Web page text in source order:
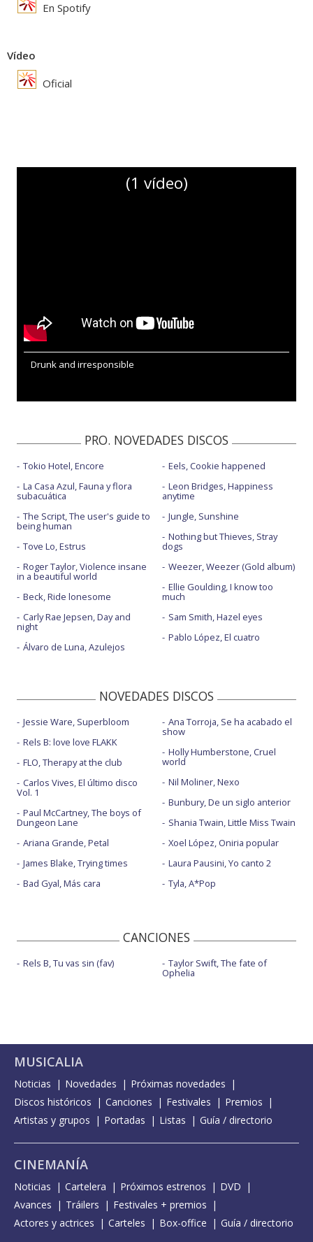
En Spotify
Vídeo
Oficial
(1 vídeo)
Drunk and irresponsible
PRO. NOVEDADES DISCOS
Tokio Hotel, Encore
La Casa Azul, Fauna y flora
subacuática
The Script, The user's guide to
being human
Tove Lo, Estrus
Roger Taylor, Violence insane
in a beautiful world
Beck, Ride lonesome
Carly Rae Jepsen, Day and
night
Álvaro de Luna, Azulejos
Eels, Cookie happened
Leon Bridges, Happiness
anytime
Jungle, Sunshine
Nothing but Thieves, Stray
dogs
Weezer, Weezer (Gold album)
Ellie Goulding, I know too
much
Sam Smith, Hazel eyes
Pablo López, El cuatro
NOVEDADES DISCOS
Jessie Ware, Superbloom
Rels B: love love FLAKK
FLO, Therapy at the club
Carlos Vives, El último disco
Vol. 1
Paul McCartney, The boys of
Dungeon Lane
Ariana Grande, Petal
James Blake, Trying times
Bad Gyal, Más cara
Ana Torroja, Se ha acabado el
show
Holly Humberstone, Cruel
world
Nil Moliner, Nexo
Bunbury, De un siglo anterior
Shania Twain, Little Miss Twain
Xoel López, Oniria popular
Laura Pausini, Yo canto 2
Tyla, A*Pop
CANCIONES
Rels B, Tu vas sin (fav) Taylor Swift, The fate of
Ophelia
MUSICALIA
Noticias Novedades
Próximas novedades
Discos históricos
Canciones Festivales
Premios
Artistas y grupos
Portadas Listas Guía / directorio
CINEMANÍA
Noticias Cartelera Próximos estrenos
DVD
Avances
Tráilers
Festivales + premios
Actores y actrices
Carteles Box-office Guía / directorio